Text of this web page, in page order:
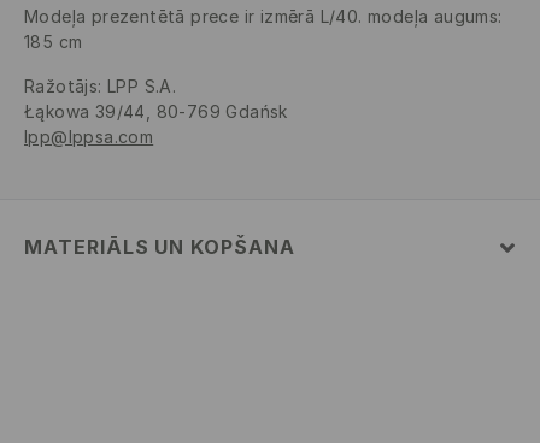
Modeļa prezentētā prece ir izmērā L/40. modeļa augums:
185 cm
Ražotājs: LPP S.A.
Łąkowa 39/44, 80-769 Gdańsk
lpp@lppsa.com
MATERIĀLS UN KOPŠANA